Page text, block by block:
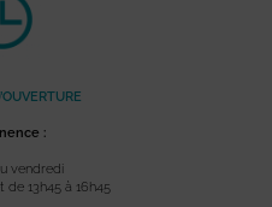
:
vendredi
de 13h45 à 16h45